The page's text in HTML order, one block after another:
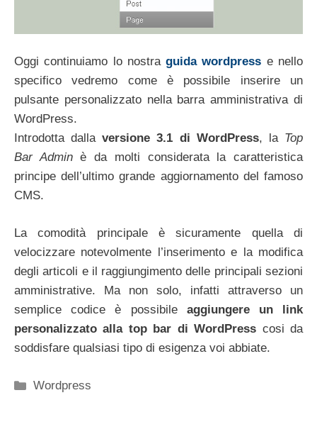
Oggi continuiamo lo nostraguida wordpress e nello
specifico vedremo come è possibile inserire un
pulsante personalizzato nella barra amministrativa di
WordPress.
Introdotta dallaversione 3.1 di WordPress, la Top
Bar Adminè da molti considerata la caratteristica
principe dell’ultimo grande aggiornamento del famoso
CMS.
La comodità principale è sicuramente quella di
velocizzare notevolmente l’inserimento e la modifica
degli articoli e il raggiungimento delle principali sezioni
amministrative. Ma non solo, infatti attraverso un
semplice codice è possibile aggiungere un link
personalizzato alla top bar di WordPress cosi da
soddisfare qualsiasi tipo di esigenza voi abbiate.
Categorie
Wordpress